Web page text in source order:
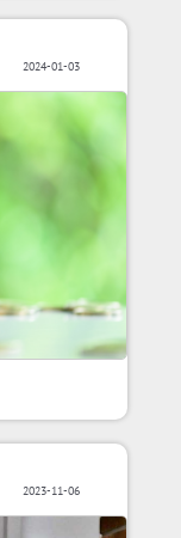
2024-01-03
2023-11-06